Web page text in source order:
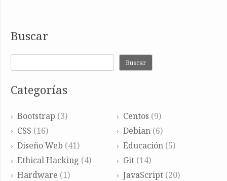
Buscar
Buscar
Categorías
Bootstrap (3) Centos (9)
CSS (16) Debian(6)
Diseño Web (41) Educación(5)
Ethical Hacking (4) Git(14)
Hardware (1) JavaScript(20)